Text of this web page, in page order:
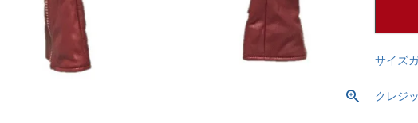
サイズ
クレジ